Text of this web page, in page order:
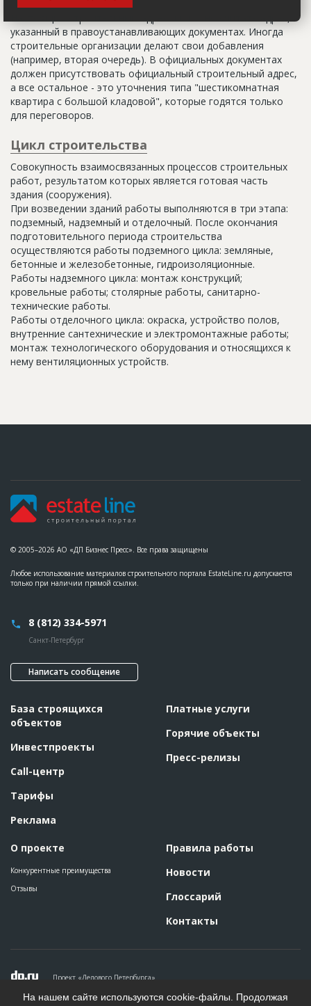
указанный в правоустанавливающих документах. Иногда
строительные организации делают свои добавления
(например, вторая очередь). В официальных документах
должен присутствовать официальный строительный адрес,
а все остальное - это уточнения типа "шестикомнатная
квартира с большой кладовой", которые годятся только
для переговоров.
Цикл строительства
Совокупность взаимосвязанных процессов строительных
работ, результатом которых является готовая часть
здания (сооружения).
При возведении зданий работы выполняются в три этапа:
подземный, надземный и отделочный. После окончания
подготовительного периода строительства
осуществляются работы подземного цикла: земляные,
бетонные и железобетонные, гидроизоляционные.
Работы надземного цикла: монтаж конструкций;
кровельные работы; столярные работы, санитарно-
технические работы.
Работы отделочного цикла: окраска, устройство полов,
внутренние сантехнические и электромонтажные работы;
монтаж технологического оборудования и относящихся к
нему вентиляционных устройств.
© 2005–2026 АО «ДП Бизнес Пресс». Все права защищены
Любое использование материалов строительного портала EstateLine.ru допускается
только при наличии прямой ссылки.
8 (812) 334-5971
Санкт-Петербург
Написать сообщение
База строящихся
объектов
Инвестпроекты
Call-центр
Тарифы
Реклама
О проекте
Конкурентные преимущества
Отзывы
Платные услуги
Горячие объекты
Пресс-релизы
Правила работы
Новости
Глоссарий
Контакты
Проект «Делового Петербурга»
Политика конфиденциальности
На нашем сайте используются cookie-файлы. Продолжая